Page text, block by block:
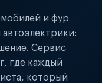
и фур
автоэлектрики:
Сервис
где каждый
который